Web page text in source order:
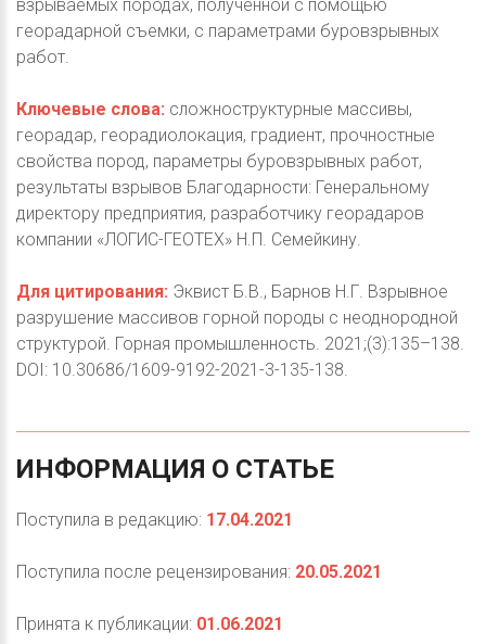
взрываемых породах, полученной с помощью
георадарной съемки, с параметрами буровзрывных
работ.
Ключевые слова: сложноструктурные массивы,
георадар, георадиолокация, градиент, прочностные
свойства пород, параметры буровзрывных работ,
результаты взрывов Благодарности: Генеральному
директору предприятия, разработчику георадаров
компании «ЛОГИС-ГЕОТЕХ» Н.П. Семейкину.
Для цитирования: Эквист Б.В., Барнов Н.Г. Взрывное
разрушение массивов горной породы с неоднородной
структурой. Горная промышленность. 2021;(3):135–138.
DOI: 10.30686/1609-9192-2021-3-135-138.
ИНФОРМАЦИЯ О СТАТЬЕ
Поступила в редакцию: 17.04.2021
Поступила после рецензирования: 20.05.2021
Принята к публикации: 01.06.2021